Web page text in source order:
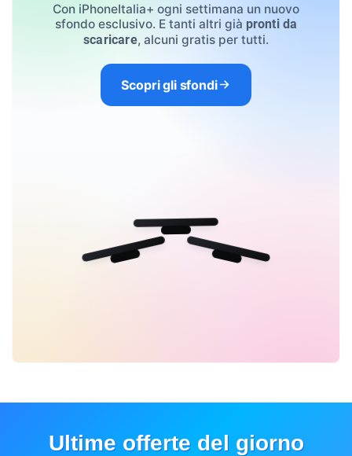
Con iPhoneItalia+ ogni settimana un nuovo
sfondo esclusivo. E tanti altri già pronti da
scaricare, alcuni gratis per tutti.
Scopri gli sfondi
Ultime offerte del giorno